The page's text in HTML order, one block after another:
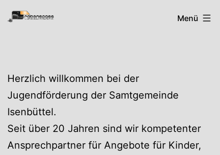
Zum
Inhalt
RabenspassMenü
Herzlich willkommen bei der
Jugendförderung der Samtgemeinde
Isenbüttel.
Seit über 20 Jahren sind wir kompetenter
Ansprechpartner für Angebote für Kinder,